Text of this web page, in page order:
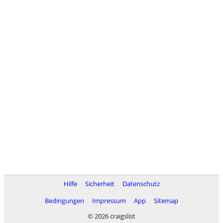
Hilfe Sicherheit
Datenschutz
Bedingungen
Impressum App
Sitemap
© 2026 craigslist